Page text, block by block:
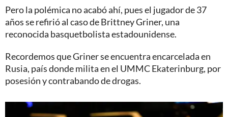
Pero la polémica no acabó ahí, pues el jugador de 37
años se refirió al caso de Brittney Griner, una
reconocida basquetbolista estadounidense.
Recordemos que Griner se encuentra encarcelada en
Rusia, país donde milita en el UMMC Ekaterinburg, por
posesión y contrabando de drogas.